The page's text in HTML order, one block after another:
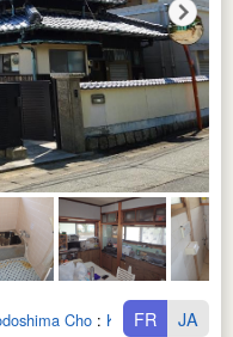
Cho : Kagawa Ken
FR JA